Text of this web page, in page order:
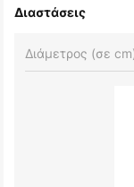
Διαστάσεις
Διάμετρος (σε